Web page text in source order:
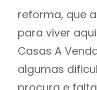
reforma, que
para viver
Casas A
algumas
procura e